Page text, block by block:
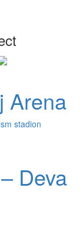
Arena
stadion
Deva